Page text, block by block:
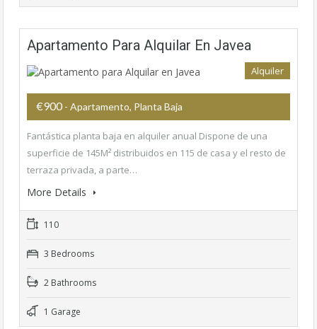
Apartamento Para Alquilar En Javea
Alquiler
€900 - Apartamento, Planta Baja
Fantástica planta baja en alquiler anual Dispone de una
superficie de 145M² distribuidos en 115 de casa y el resto de
terraza privada, a parte…
More Details
110
3 Bedrooms
2 Bathrooms
1 Garage